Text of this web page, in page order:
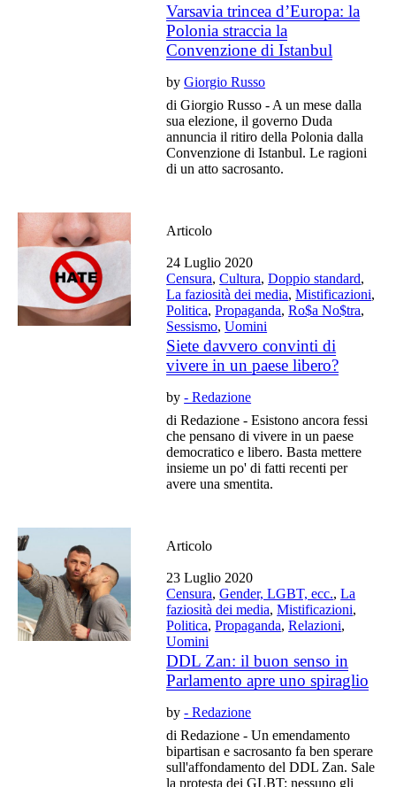
Varsavia trincea d’Europa: la
Polonia straccia la
Convenzione di Istanbul
byGiorgio Russo
di Giorgio Russo - A un mese dalla
sua elezione, il governo Duda
annuncia il ritiro della Polonia dalla
Convenzione di Istanbul. Le ragioni
di un atto sacrosanto.
Articolo
24 Luglio 2020
Censura,Cultura,Doppio standard,
La faziosità dei media,Mistificazioni,
Politica,Propaganda,Ro$a No$tra,
Sessismo,Uomini
Siete davvero convinti di
vivere in un paese libero?
by- Redazione
di Redazione - Esistono ancora fessi
che pensano di vivere in un paese
democratico e libero. Basta mettere
insieme un po' di fatti recenti per
avere una smentita.
Articolo
23 Luglio 2020
Censura,Gender, LGBT, ecc.,La
faziosità dei media,Mistificazioni,
Politica,Propaganda,Relazioni,
Uomini
DDL Zan: il buon senso in
Parlamento apre uno spiraglio
by- Redazione
di Redazione - Un emendamento
bipartisan e sacrosanto fa ben sperare
sull'affondamento del DDL Zan. Sale
la protesta dei GLBT: nessuno gli